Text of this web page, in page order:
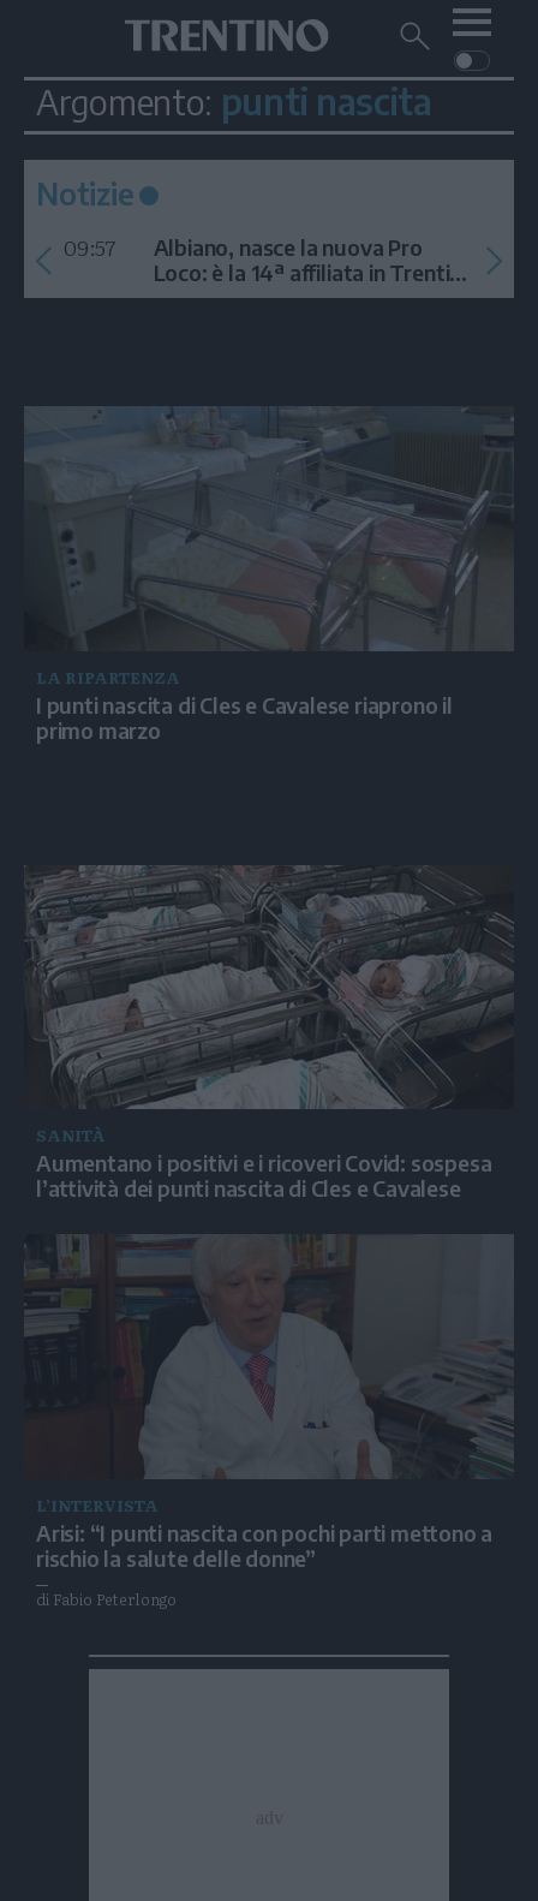
Cerca
Trentino
Facebook
Cerca
su
Trentino
Navigazione
Home
MONTAGNA
AMBIENTE
EVENTI
CRONACA
FOTO
Altre
VIDEO
Notizie
09:57
Albiano, nasce la nuova Pro
Loco: è la 14ª affiliata in Trentino
nel 2026
Argomento: punti nascita
LA RIPARTENZA
I punti nascita di Cles e Cavalese riaprono il
primo marzo
SANITÀ
Aumentano i positivi e i ricoveri Covid: sospesa
l’attività dei punti nascita di Cles e Cavalese
L’INTERVISTA
Arisi: “I punti nascita con pochi parti mettono a
rischio la salute delle donne”
di Fabio Peterlongo